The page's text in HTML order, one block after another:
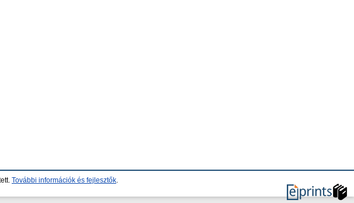
További információk és fejlesztők